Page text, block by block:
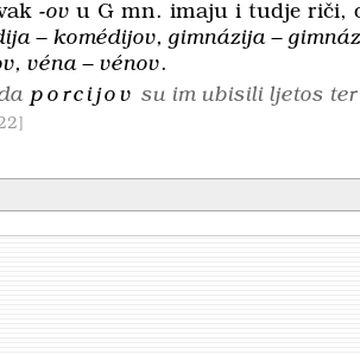
-ov u G mn. imaju i tudje riči,
– komédijov, gimnázija –
véna – vénov.
porcijov su im ubisili ljetos